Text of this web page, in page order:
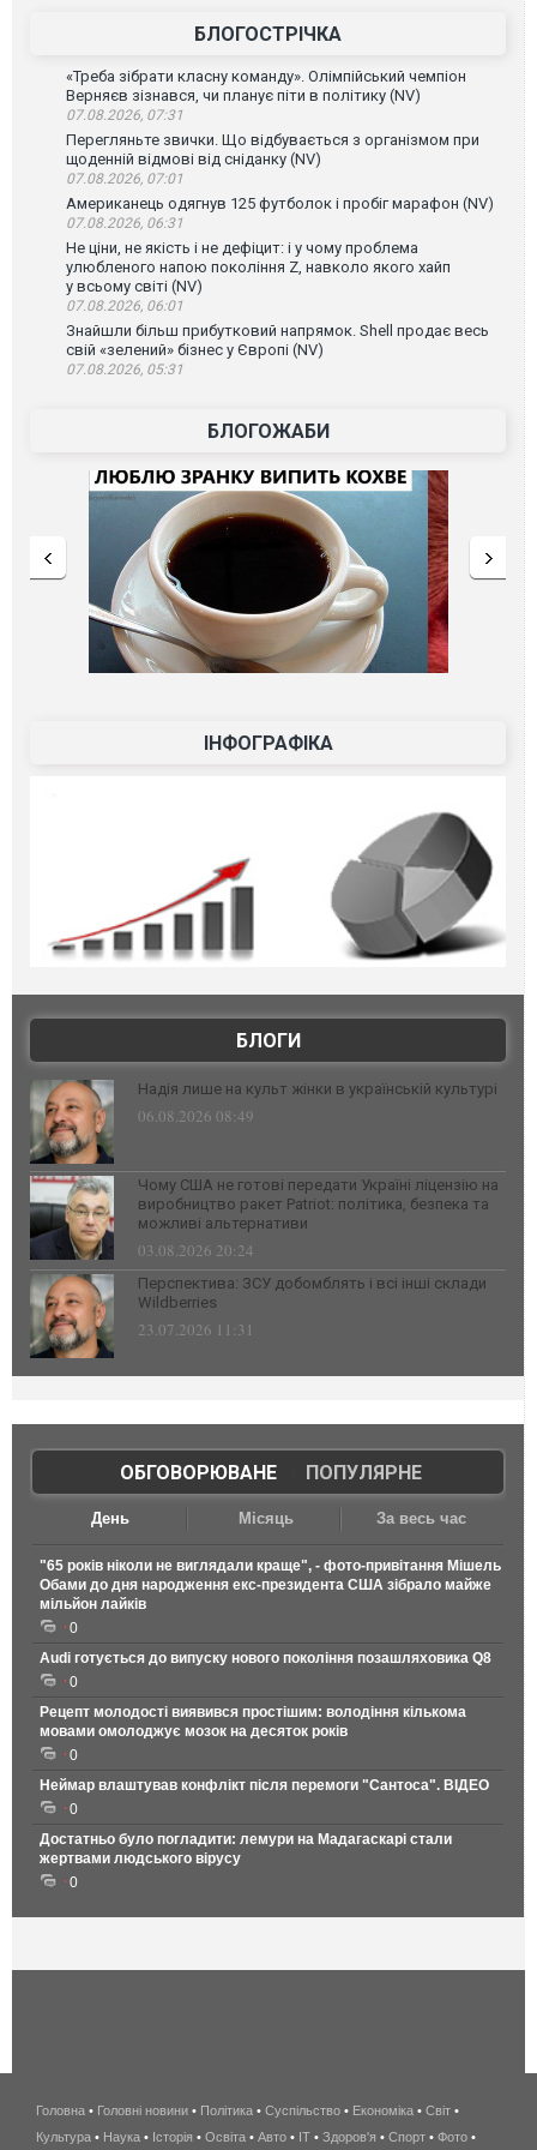
БЛОГОСТРІЧКА
«Треба зібрати класну команду». Олімпійський чемпіон
Верняєв зізнався, чи планує піти в політику (NV)
07.08.2026, 07:31
Перегляньте звички. Що відбувається з організмом при
щоденній відмові від сніданку (NV)
07.08.2026, 07:01
Американець одягнув 125 футболок і пробіг марафон (NV)
07.08.2026, 06:31
Не ціни, не якість і не дефіцит: і у чому проблема
улюбленого напою покоління Z, навколо якого хайп
у всьому світі (NV)
07.08.2026, 06:01
Знайшли більш прибутковий напрямок. Shell продає весь
свій «зелений» бізнес у Європі (NV)
07.08.2026, 05:31
БЛОГОЖАБИ
ІНФОГРАФІКА
БЛОГИ
Надія лише на культ жінки в українській культурі
06.08.2026 08:49
Чому США не готові передати Україні ліцензію на
виробництво ракет Patriot: політика, безпека та
можливі альтернативи
03.08.2026 20:24
Перспектива: ЗСУ добомблять і всі інші склади
Wildberries
23.07.2026 11:31
ОБГОВОРЮВАНЕ| ПОПУЛЯРНЕ
День Місяць За весь час
"65 років ніколи не виглядали краще", - фото-привітання Мішель
Обами до дня народження екс-президента США зібрало майже
мільйон лайків
0
Audi готується до випуску нового покоління позашляховика Q8
0
Рецепт молодості виявився простішим: володіння кількома
мовами омолоджує мозок на десяток років
0
Неймар влаштував конфлікт після перемоги "Сантоса". ВІДЕО
0
Достатньо було погладити: лемури на Мадагаскарі стали
жертвами людського вірусу
0
беспроводной
интернет
Головна • Головні новини • Політика • Суспільство • Економіка • Світ •
Культура • Наука • Історія • Освіта • Авто • IT • Здоров'я • Спорт • Фото •